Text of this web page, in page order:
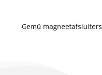
Gemü magneetafsluiters